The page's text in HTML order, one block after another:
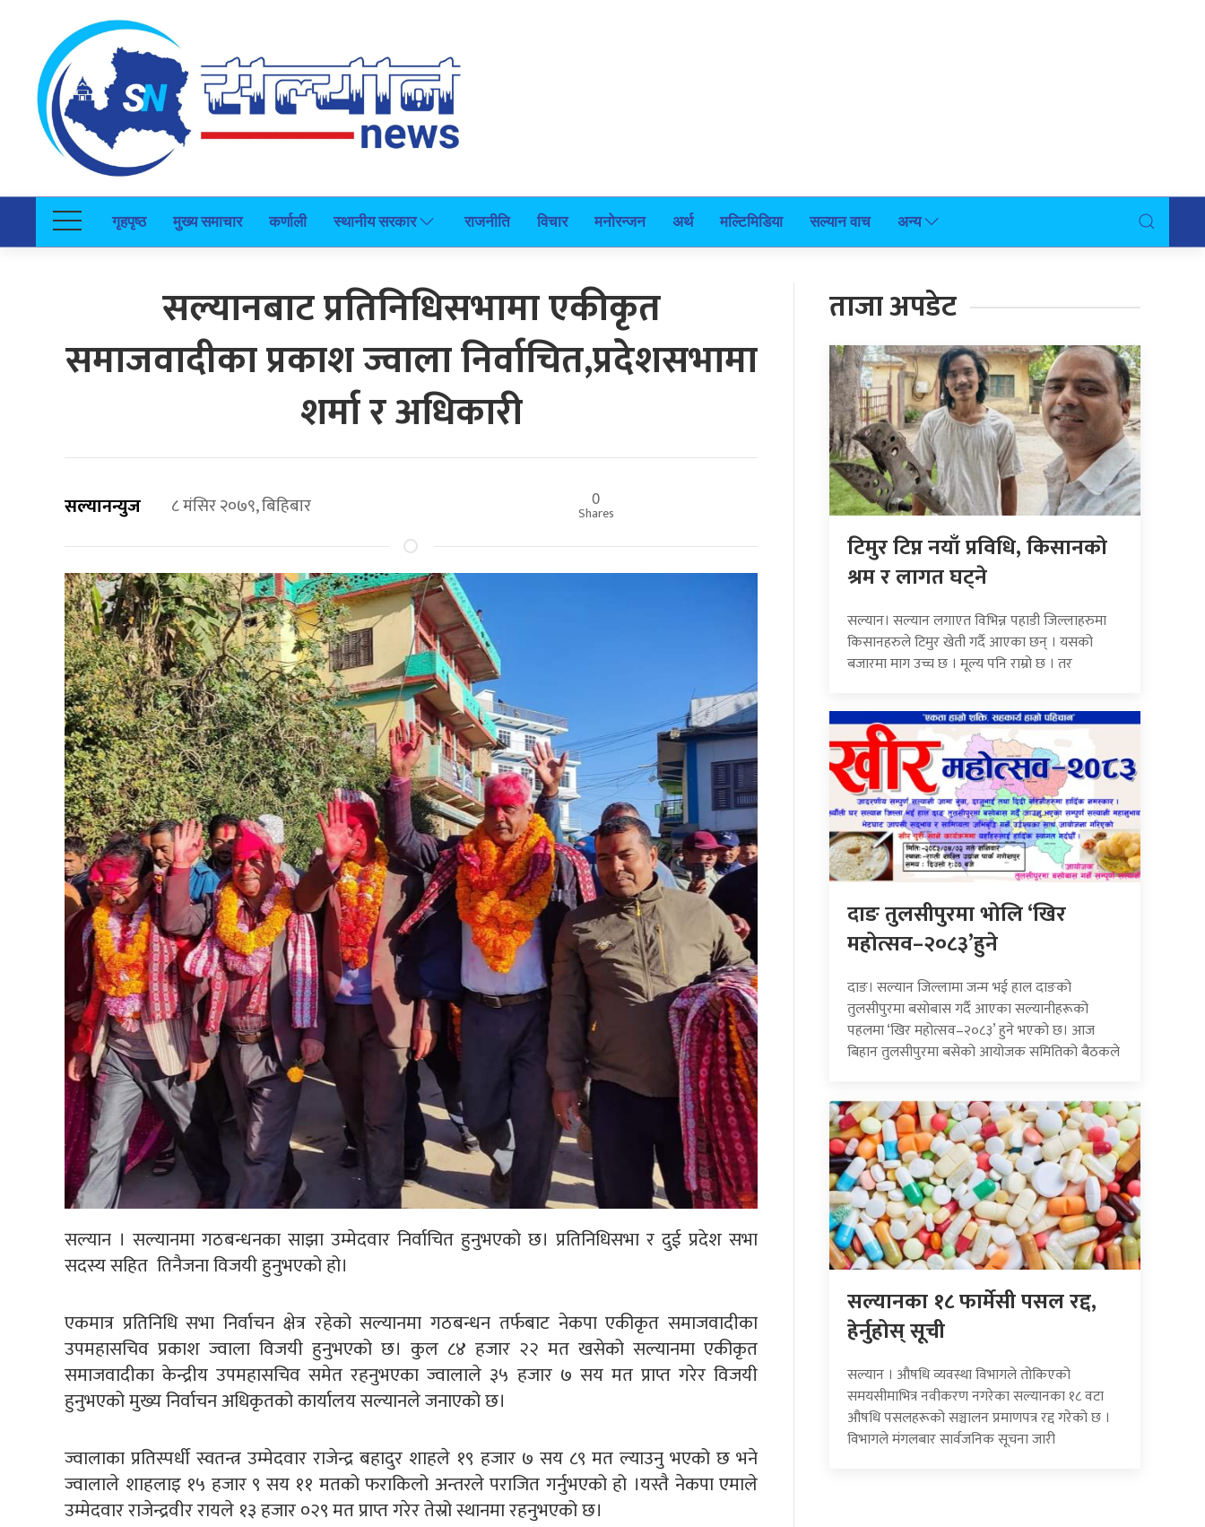
गृहपृष्ठ मुख्य समाचार कर्णाली स्थानीय सरकार राजनीति विचार मनोरन्जन अर्थ मल्टिमिडिया सल्यान वाच अन्य
सल्यानबाट प्रतिनिधिसभामा एकीकृत
समाजवादीका प्रकाश ज्वाला निर्वाचित,प्रदेशसभामा
शर्मा र अधिकारी
सल्यानन्युज ८ मंसिर २०७९, बिहिबार 0
Shares
सल्यान । सल्यानमा गठबन्धनका साझा उम्मेदवार निर्वाचित हुनुभएको छ। प्रतिनिधिसभा र दुई प्रदेश सभा
सदस्य सहित तिनैजना विजयी हुनुभएको हो।
एकमात्र प्रतिनिधि सभा निर्वाचन क्षेत्र रहेको सल्यानमा गठबन्धन तर्फबाट नेकपा एकीकृत समाजवादीका
उपमहासचिव प्रकाश ज्वाला विजयी हुनुभएको छ। कुल ८४ हजार २२ मत खसेको सल्यानमा एकीकृत
समाजवादीका केन्द्रीय उपमहासचिव समेत रहनुभएका ज्वालाले ३५ हजार ७ सय मत प्राप्त गरेर विजयी
हुनुभएको मुख्य निर्वाचन अधिकृतको कार्यालय सल्यानले जनाएको छ।
ज्वालाका प्रतिस्पर्धी स्वतन्त्र उम्मेदवार राजेन्द्र बहादुर शाहले १९ हजार ७ सय ८९ मत ल्याउनु भएको छ भने
ज्वालाले शाहलाइ १५ हजार ९ सय ११ मतको फराकिलो अन्तरले पराजित गर्नुभएको हो ।यस्तै नेकपा एमाले
उम्मेदवार राजेन्द्रवीर रायले १३ हजार ०२९ मत प्राप्त गरेर तेस्रो स्थानमा रहनुभएको छ।
ताजा अपडेट
टिमुर टिप्न नयाँ प्रविधि, किसानको
श्रम र लागत घट्ने
सल्यान। सल्यान लगाएत विभिन्न पहाडी जिल्लाहरुमा
किसानहरुले टिमुर खेती गर्दै आएका छन् । यसको
बजारमा माग उच्च छ । मूल्य पनि राम्रो छ । तर
दाङ तुलसीपुरमा भोलि ‘खिर
महोत्सव–२०८३’हुने
दाङ। सल्यान जिल्लामा जन्म भई हाल दाङको
तुलसीपुरमा बसोबास गर्दै आएका सल्यानीहरूको
पहलमा ‘खिर महोत्सव–२०८३’ हुने भएको छ। आज
बिहान तुलसीपुरमा बसेको आयोजक समितिको बैठकले
सल्यानका १८ फार्मेसी पसल रद्द,
हेर्नुहोस् सूची
सल्यान । औषधि व्यवस्था विभागले तोकिएको
समयसीमाभित्र नवीकरण नगरेका सल्यानका १८ वटा
औषधि पसलहरूको सञ्चालन प्रमाणपत्र रद्द गरेको छ ।
विभागले मंगलबार सार्वजनिक सूचना जारी